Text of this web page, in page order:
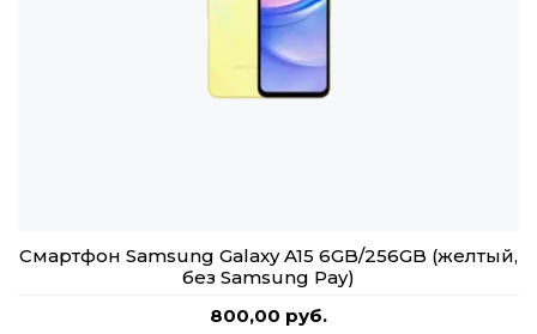
Смартфон Samsung Galaxy A15 6GB/256GB (желтый,
без Samsung Pay)
800,00 руб.